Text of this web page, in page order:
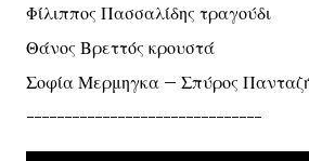
Φίλιππος Πασσαλίδης τραγούδι
Θάνος Βρεττός κρουστά
Σοφία Μερμηγκα – Σπύρος
-------------------------------